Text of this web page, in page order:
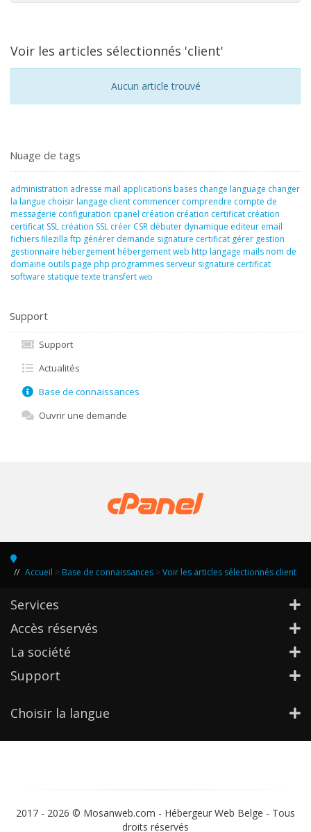
Voir les articles sélectionnés 'client'
Aucun article trouvé
Nuage de tags
administration adresse mail applicationsbases change language changer
la langue choisir langage client commencer comprendre compte de
messagerie configuration cpanel création création certificat création
certificat SSL création SSL créer CSR débuter dynamique editeur email
fichiersfilezilla ftp générer demande signature certificat gérer gestion
gestionnaire hébergementhébergement web http langage mailsnom de
domaine outilspage php programmes serveur signature certificat
software statique texte transfert web
Support
Support
Actualités
Base de connaissances
Ouvrir une demande
Accueil > Base de connaissances > Voir les articles sélectionnés client
Services
Accès réservés
La société
Support
Choisir la langue
2017 - 2026 © Mosanweb.com - Hébergeur Web Belge - Tous
droits réservés